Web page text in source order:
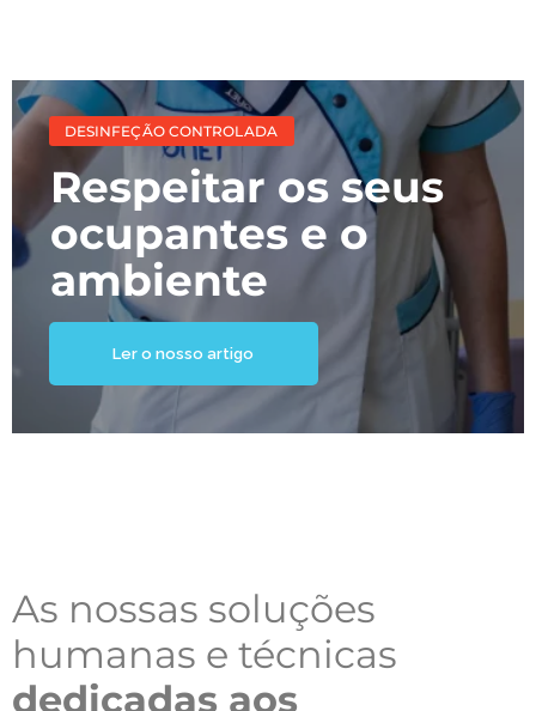
DESINFEÇÃO CONTROLADA
Respeitar os seus
ocupantes e o
ambiente
Ler o nosso artigo
As nossas soluções
humanas e técnicas
dedicadas aos